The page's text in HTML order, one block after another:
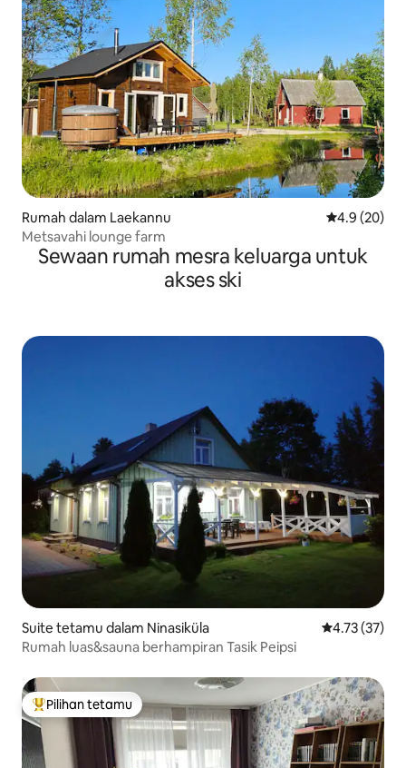
Rumah dalam Laekannu Penarafan
4.9 (20)
Metsavahi lounge farm
Sewaan rumah mesra keluarga untuk
akses ski
Suite tetamu dalam Ninasiküla Penarafan
4.73 (37)
Rumah luas&sauna berhampiran Tasik Peipsi
Pilihan utama tetamu
Pilihan tetamu